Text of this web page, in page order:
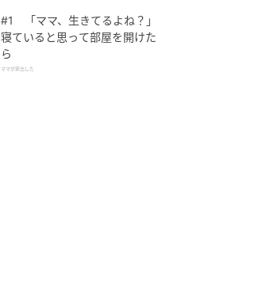
#1 「ママ、生きてるよね？」
寝ていると思って部屋を開けた
ら
ママが家出した